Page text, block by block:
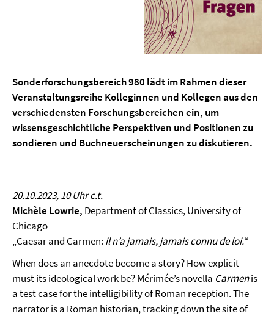
Sonderforschungsbereich 980 lädt im Rahmen dieser
Veranstaltungsreihe Kolleginnen und Kollegen aus den
verschiedensten Forschungsbereichen ein, um
wissensgeschichtliche Perspektiven und Positionen zu
sondieren und Buchneuerscheinungen zu diskutieren.
20.10.2023, 10 Uhr c.t.
Michèle Lowrie, Department of Classics, University of
Chicago
„Caesar and Carmen: il n’a jamais, jamais connu de loi.“
When does an anecdote become a story? How explicit
must its ideological work be? Mérimée’s novella Carmenis
a test case for the intelligibility of Roman reception. The
narrator is a Roman historian, tracking down the site of